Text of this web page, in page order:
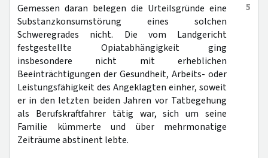
5
Gemessen daran belegen die Urteilsgründe eine
Substanzkonsumstörung eines solchen
Schweregrades nicht. Die vom Landgericht
festgestellte Opiatabhängigkeit ging
insbesondere nicht mit erheblichen
Beeinträchtigungen der Gesundheit, Arbeits- oder
Leistungsfähigkeit des Angeklagten einher, soweit
er in den letzten beiden Jahren vor Tatbegehung
als Berufskraftfahrer tätig war, sich um seine
Familie kümmerte und über mehrmonatige
Zeiträume abstinent lebte.